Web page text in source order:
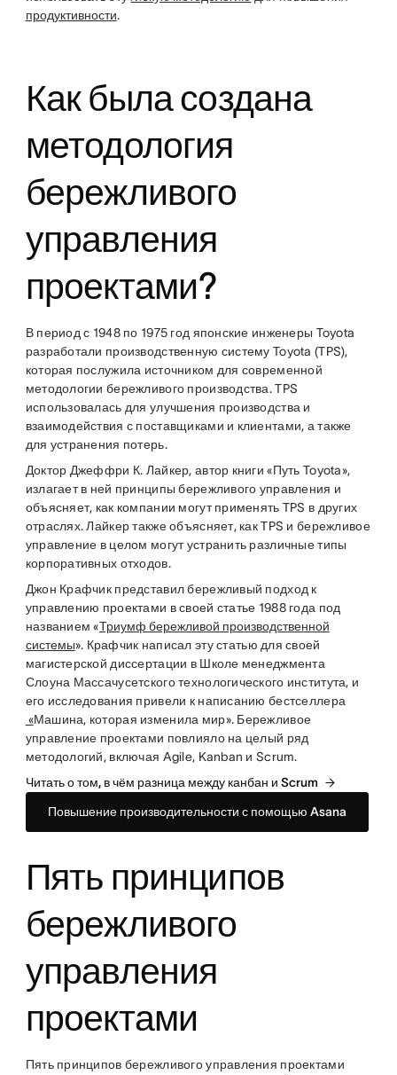
продуктивности.
Как была создана
методология
бережливого
управления
проектами?
В период с 1948 по 1975 год японские инженеры Toyota
разработали производственную систему Toyota (TPS),
которая послужила источником для современной
методологии бережливого производства. TPS
использовалась для улучшения производства и
взаимодействия с поставщиками и клиентами, а также
для устранения потерь.
Доктор Джеффри К. Лайкер, автор книги «Путь Toyota»,
излагает в ней принципы бережливого управления и
объясняет, как компании могут применять TPS в других
отраслях. Лайкер также объясняет, как TPS и бережливое
управление в целом могут устранить различные типы
корпоративных отходов.
Джон Крафчик представил бережливый подход к
управлению проектами в своей статье 1988 года под
названием «Триумф бережливой производственной
системы». Крафчик написал эту статью для своей
магистерской диссертации в Школе менеджмента
Слоуна Массачусетского технологического института, и
его исследования привели к написанию бестселлера
«Машина, которая изменила мир». Бережливое
управление проектами повлияло на целый ряд
методологий, включая Agile, Kanban и Scrum.
Читать о том, в чём разница между канбан и Scrum
Повышение производительности с помощью Asana
Пять принципов
бережливого
управления
проектами
Пять принципов бережливого управления проектами